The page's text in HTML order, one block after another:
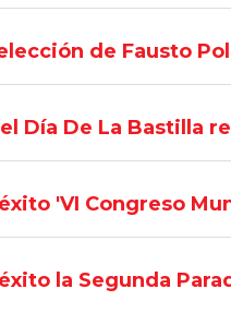
de Fausto
Día De La Bastilla
'VI Congreso
la Segunda